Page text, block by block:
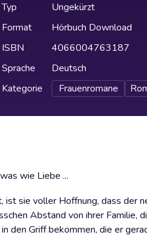
Typ
Ungekürzt
Format
Hörbuch Download
ISBN
4066004763187
Sprache
Deutsch
Kategorie
Frauenromane
wie Liebe ...
sie voller Hoffnung, dass der
Abstand von ihrer Familie,
den Griff bekommen, die er